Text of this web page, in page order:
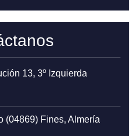
13, 3º Izquierda
(04869) Fines, Almería